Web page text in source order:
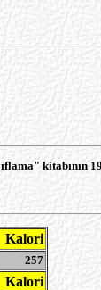
kitabının
Kalori
257
Kalori